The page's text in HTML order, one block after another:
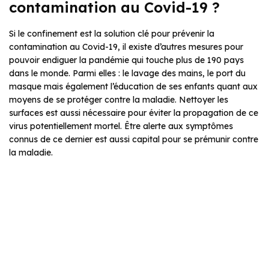
contamination au Covid-19 ?
Si le confinement est la solution clé pour prévenir la
contamination au Covid-19, il existe d’autres mesures pour
pouvoir endiguer la pandémie qui touche plus de 190 pays
dans le monde. Parmi elles : le lavage des mains, le port du
masque mais également l’éducation de ses enfants quant aux
moyens de se protéger contre la maladie. Nettoyer les
surfaces est aussi nécessaire pour éviter la propagation de ce
virus potentiellement mortel. Être alerte aux symptômes
connus de ce dernier est aussi capital pour se prémunir contre
la maladie.